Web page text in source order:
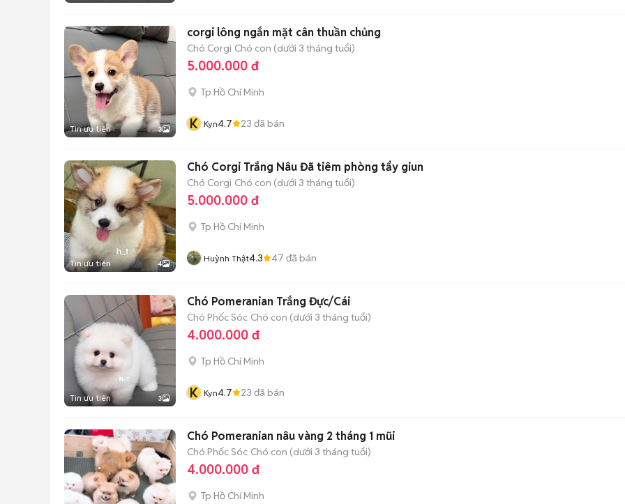
Tin ưu tiên 3
corgi lông ngắn mặt cân thuần chủng
Chó Corgi Chó con (dưới 3 tháng tuổi)
5.000.000 đ
Tp Hồ Chí Minh
K Kyn4.7 23 đã bán
Tin ưu tiên 4
Chó Corgi Trắng Nâu Đã tiêm phòng tẩy giun
Chó Corgi Chó con (dưới 3 tháng tuổi)
5.000.000 đ
Tp Hồ Chí Minh
Huỳnh Thật4.3 47 đã bán
Tin ưu tiên 3
Chó Pomeranian Trắng Đực/Cái
Chó Phốc Sóc Chó con (dưới 3 tháng tuổi)
4.000.000 đ
Tp Hồ Chí Minh
K Kyn4.7 23 đã bán
Chó Pomeranian nâu vàng 2 tháng 1 mũi
Chó Phốc Sóc Chó con (dưới 3 tháng tuổi)
4.000.000 đ
Tp Hồ Chí Minh